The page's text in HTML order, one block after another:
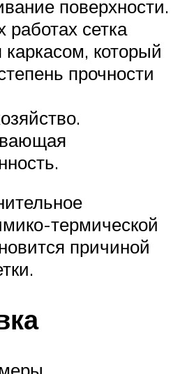
поверхности.
сетка
каркасом, который
прочности
термической
причиной